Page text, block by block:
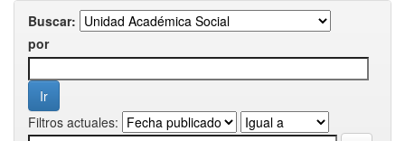
Buscar:
por
Filtros actuales: